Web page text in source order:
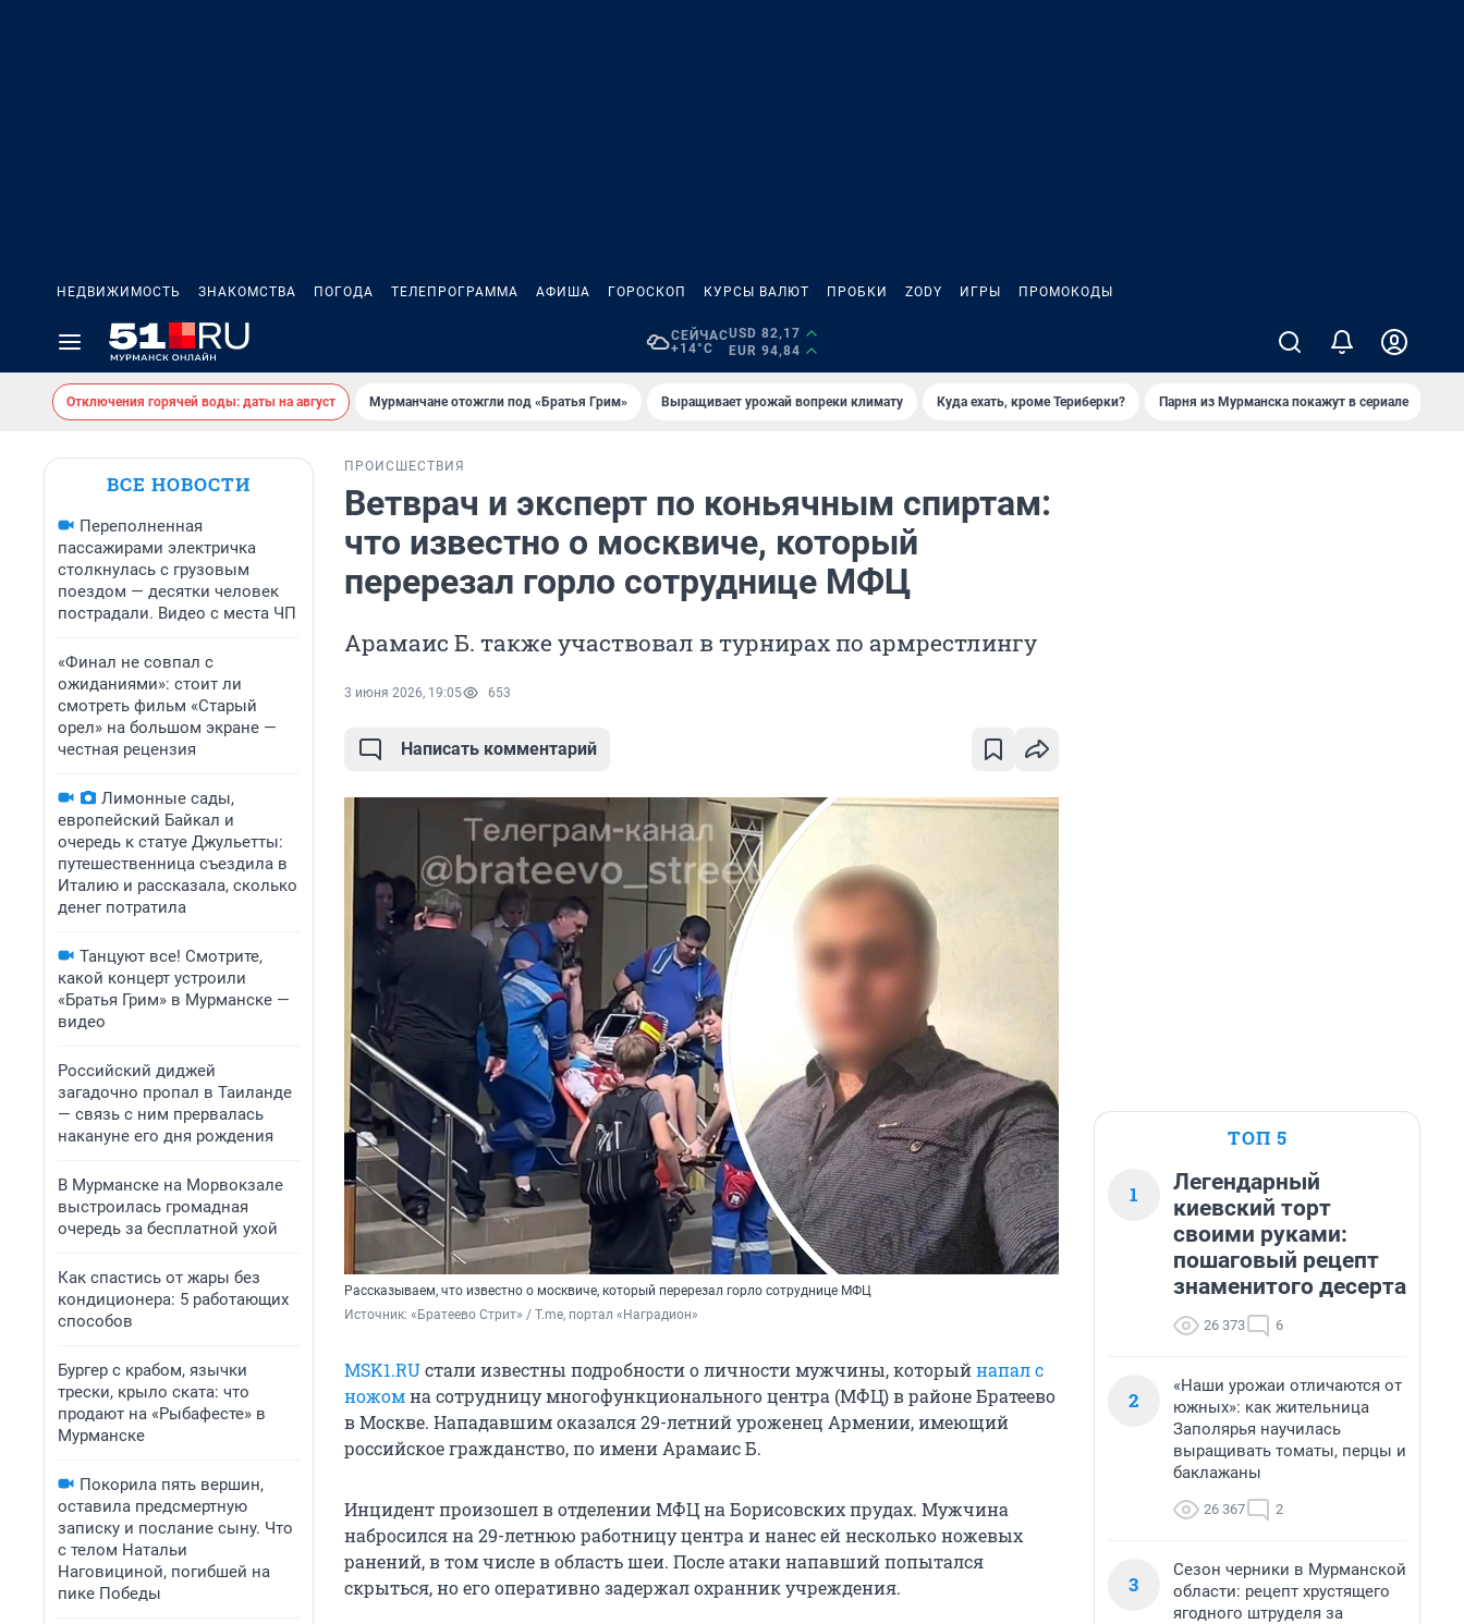
НЕДВИЖИМОСТЬ ЗНАКОМСТВА ПОГОДА ТЕЛЕПРОГРАММА АФИША ГОРОСКОП КУРСЫ ВАЛЮТ ПРОБКИ ZODY ИГРЫ ПРОМОКОДЫ
СЕЙЧАС
+14°C
USD 82,17
EUR 94,84
Отключения горячей воды: даты на август Мурманчане отожгли под «Братья Грим» Выращивает урожай вопреки климату Куда ехать, кроме Териберки? Парня из Мурманска покажут в сериале
ВСЕ НОВОСТИ
Переполненная
пассажирами электричка
столкнулась с грузовым
поездом — десятки человек
пострадали. Видео с места ЧП
«Финал не совпал с
ожиданиями»: стоит ли
смотреть фильм «Старый
орел» на большом экране —
честная рецензия
Лимонные сады,
европейский Байкал и
очередь к статуе Джульетты:
путешественница съездила в
Италию и рассказала, сколько
денег потратила
Танцуют все! Смотрите,
какой концерт устроили
«Братья Грим» в Мурманске —
видео
Российский диджей
загадочно пропал в Таиланде
— связь с ним прервалась
накануне его дня рождения
В Мурманске на Морвокзале
выстроилась громадная
очередь за бесплатной ухой
Как спастись от жары без
кондиционера: 5 работающих
способов
Бургер с крабом, язычки
трески, крыло ската: что
продают на «Рыбафесте» в
Мурманске
Покорила пять вершин,
оставила предсмертную
записку и послание сыну. Что
с телом Натальи
Наговициной, погибшей на
пике Победы
ПРОИСШЕСТВИЯ
Ветврач и эксперт по коньячным спиртам:
что известно о москвиче, который
перерезал горло сотруднице МФЦ
Арамаис Б. также участвовал в турнирах по армрестлингу
3 июня 2026, 19:05 653
Написать комментарий
Рассказываем, что известно о москвиче, который перерезал горло сотруднице МФЦ
Источник: «Братеево Стрит» / T.me, портал «Наградион»
MSK1.RUстали известны подробности о личности мужчины, которыйнапал с
ножомна сотрудницу многофункционального центра (МФЦ) в районе Братеево
в Москве. Нападавшим оказался 29-летний уроженец Армении, имеющий
российское гражданство, по имени Арамаис Б.
Инцидент произошел в отделении МФЦ на Борисовских прудах. Мужчина
набросился на 29-летнюю работницу центра и нанес ей несколько ножевых
ранений, в том числе в область шеи. После атаки напавший попытался
скрыться, но его оперативно задержал охранник учреждения.
ТОП 5
1
Легендарный
киевский торт
своими руками:
пошаговый рецепт
знаменитого десерта
26 373 6
2
«Наши урожаи отличаются от
южных»: как жительница
Заполярья научилась
выращивать томаты, перцы и
баклажаны
26 367 2
3
Сезон черники в Мурманской
области: рецепт хрустящего
ягодного штруделя за